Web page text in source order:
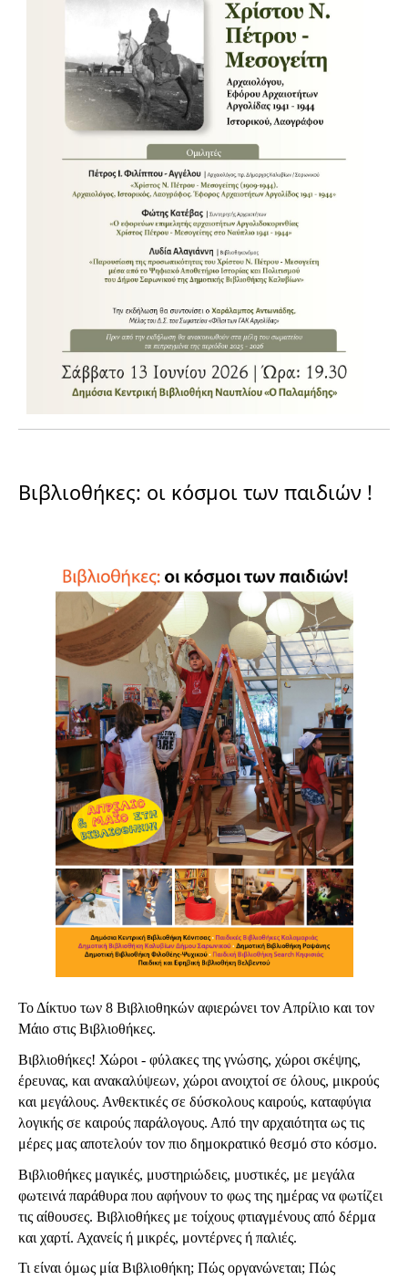
Βιβλιοθήκες: οι κόσμοι των παιδιών !
Το Δίκτυο των 8 Βιβλιοθηκών αφιερώνει τον Απρίλιο και τον
Μάιο στις Βιβλιοθήκες.
Βιβλιοθήκες! Χώροι - φύλακες της γνώσης, χώροι σκέψης,
έρευνας, και ανακαλύψεων, χώροι ανοιχτοί σε όλους, μικρούς
και μεγάλους. Ανθεκτικές σε δύσκολους καιρούς, καταφύγια
λογικής σε καιρούς παράλογους. Από την αρχαιότητα ως τις
μέρες μας αποτελούν τον πιο δημοκρατικό θεσμό στο κόσμο.
Βιβλιοθήκες μαγικές, μυστηριώδεις, μυστικές, με μεγάλα
φωτεινά παράθυρα που αφήνουν το φως της ημέρας να φωτίζει
τις αίθουσες. Βιβλιοθήκες με τοίχους φτιαγμένους από δέρμα
και χαρτί. Αχανείς ή μικρές, μοντέρνες ή παλιές.
Τι είναι όμως μία Βιβλιοθήκη; Πώς οργανώνεται; Πώς